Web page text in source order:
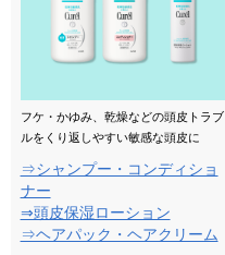
フケ・かゆみ、乾燥などの頭皮トラブ
ルをくり返しやすい敏感な頭皮に
⇒シャンプー・コンディショ
ナー
⇒頭皮保湿ローション
⇒ヘアパック・ヘアクリーム